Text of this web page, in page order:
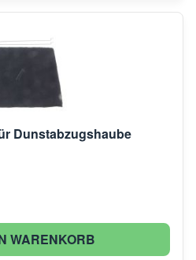
Dunstabzugshaube
WARENKORB